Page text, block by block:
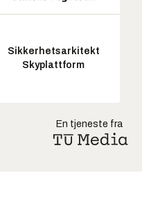
Sikkerhetsarkitekt
Skyplattform
En tjeneste fra